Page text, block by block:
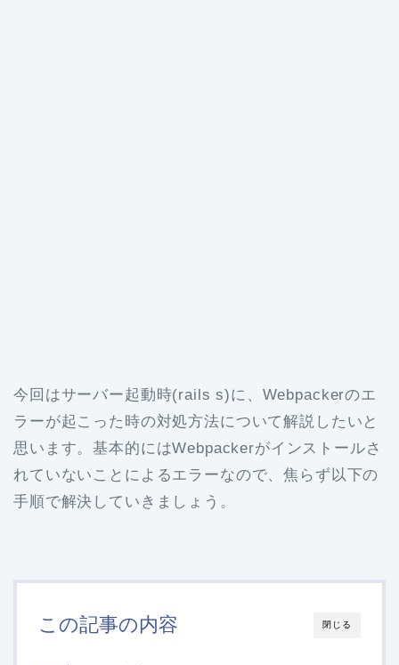
今回はサーバー起動時(rails s)に、Webpackerのエ
ラーが起こった時の対処方法について解説したいと
思います。基本的にはWebpackerがインストールさ
れていないことによるエラーなので、焦らず以下の
手順で解決していきましょう。
閉じる
この記事の内容